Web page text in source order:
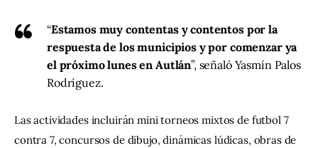
“Estamos muy contentas y contentos por la
respuesta de los municipios y por comenzar ya
el próximo lunes en Autlán”, señaló Yasmín Palos
Rodríguez.
Las actividades incluirán mini torneos mixtos de futbol 7
contra 7, concursos de dibujo, dinámicas lúdicas, obras de